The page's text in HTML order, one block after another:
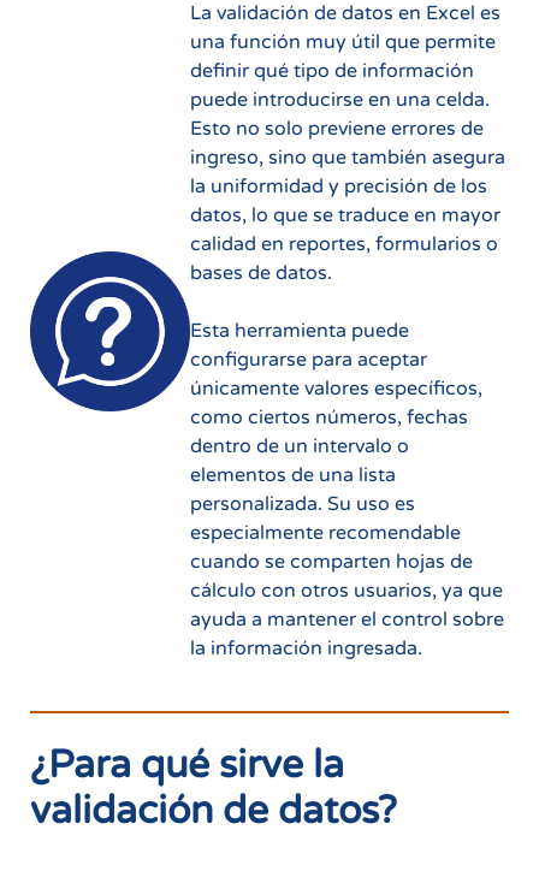
La validación de datos en Excel es
una función muy útil que permite
definir qué tipo de información
puede introducirse en una celda.
Esto no solo previene errores de
ingreso, sino que también asegura
la uniformidad y precisión de los
datos, lo que se traduce en mayor
calidad en reportes, formularios o
bases de datos.
Esta herramienta puede
configurarse para aceptar
únicamente valores específicos,
como ciertos números, fechas
dentro de un intervalo o
elementos de una lista
personalizada. Su uso es
especialmente recomendable
cuando se comparten hojas de
cálculo con otros usuarios, ya que
ayuda a mantener el control sobre
la información ingresada.
¿Para qué sirve la
validación de datos?